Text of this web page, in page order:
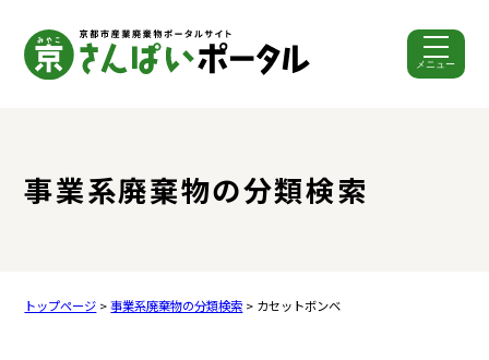
メニュー
事業系廃棄物の分類検索
トップページ >事業系廃棄物の分類検索 > カセットボンベ